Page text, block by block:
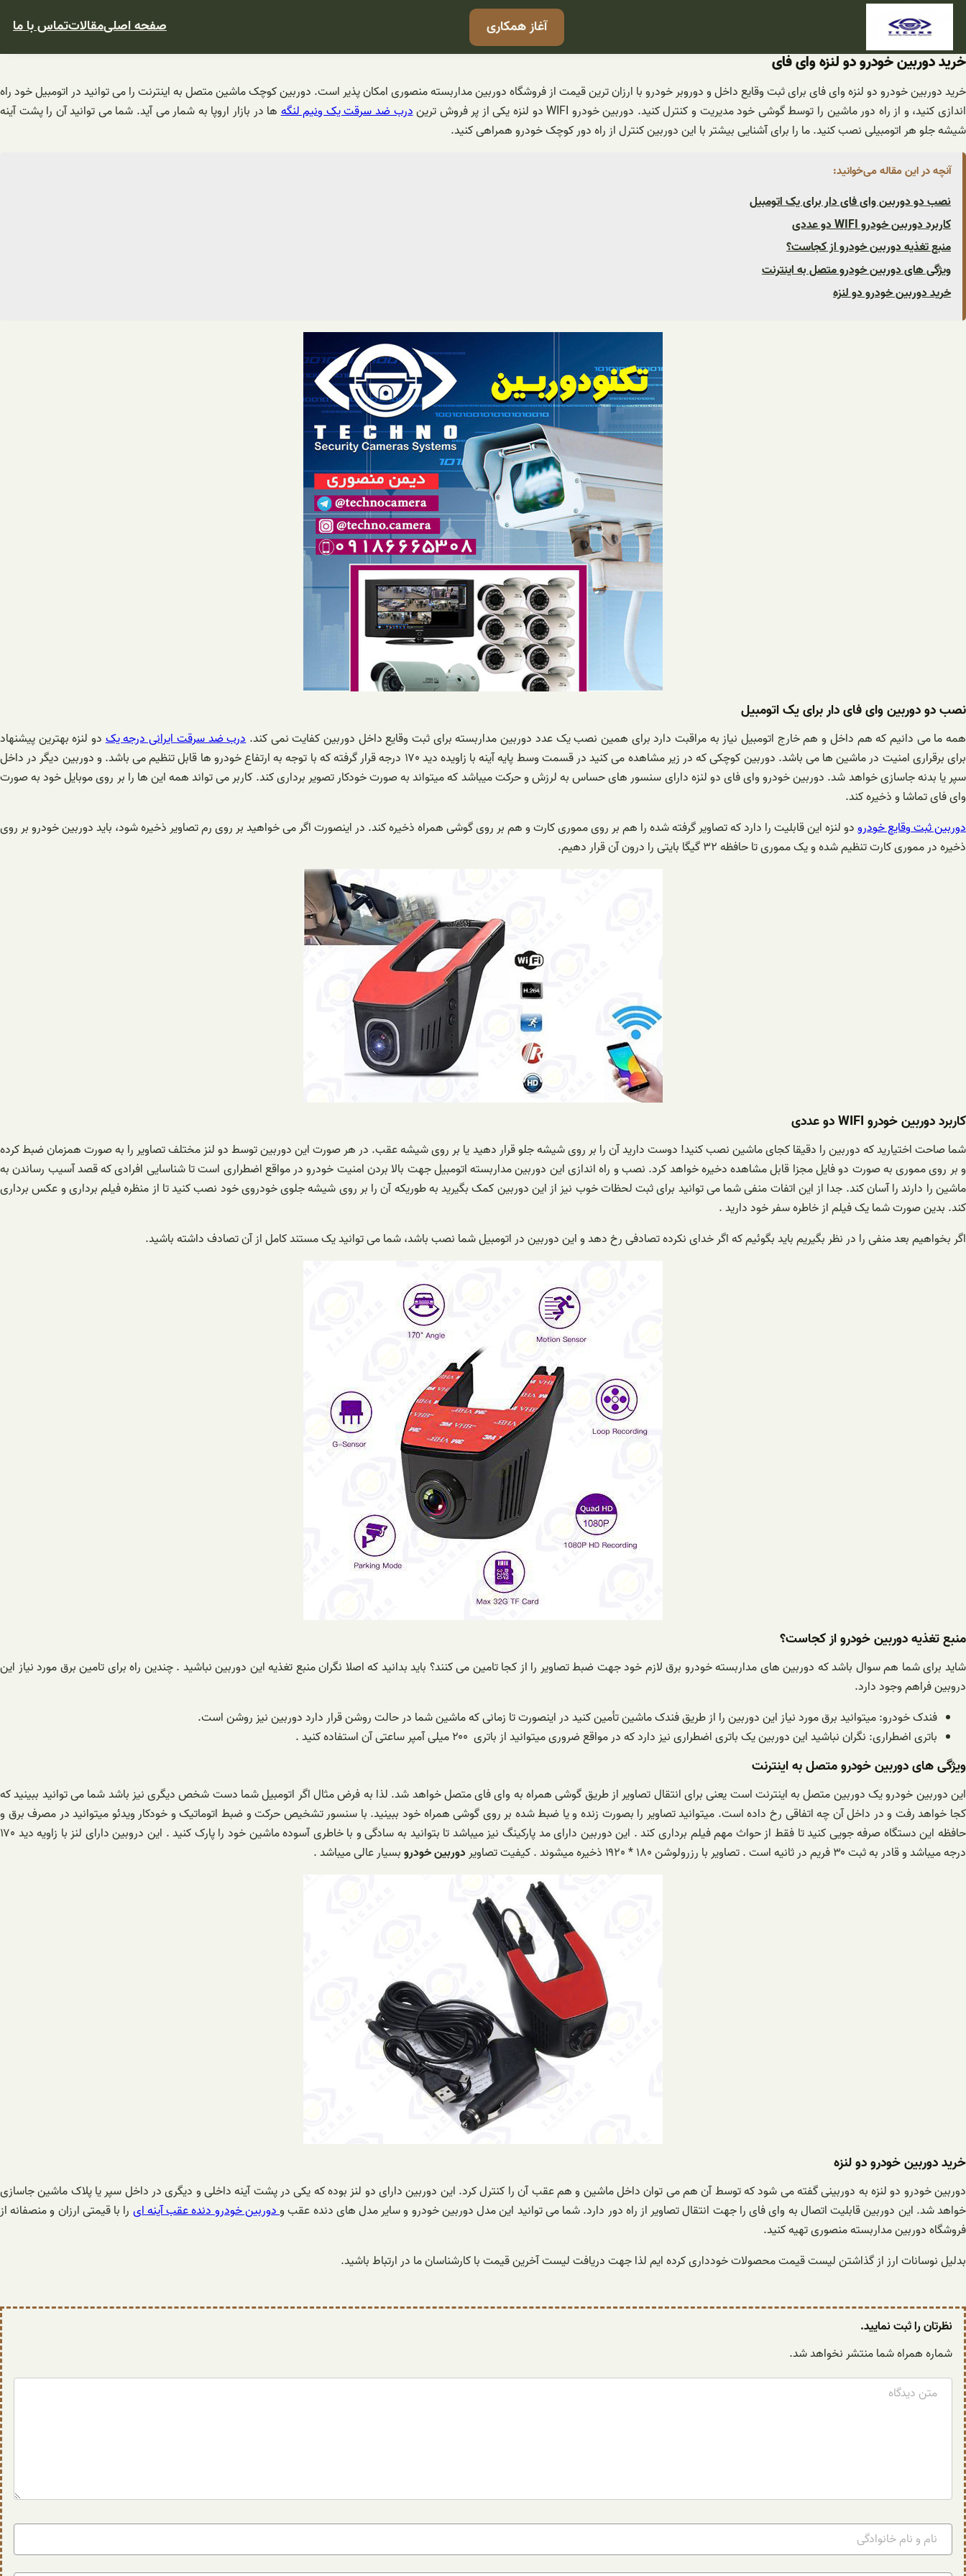
رفتن
آغاز همکاری صفحه اصلیمقالاتتماس با ما
خرید دوربین خودرو دو لنزه وای فای
خرید دوربین خودرو دو لنزه وای فای برای ثبت وقایع داخل و دوروبر خودرو با ارزان ترین قیمت از فروشگاه دوربین مداربسته منصوری امکان پذیر است. دوربین کوچک ماشین متصل به اینترنت را می توانید در اتومبیل خود راه
اندازی کنید، و از راه دور ماشین را توسط گوشی خود مدیریت و کنترل کنید. دوربین خودرو WIFI دو لنزه یکی از پر فروش ترین
درب ضد سرقت یک ونیم لنگهها در بازار اروپا به شمار می آید. شما می توانید آن را پشت آینه
شیشه جلو هر اتومبیلی نصب کنید. ما را برای آشنایی بیشتر با این دوربین کنترل از راه دور کوچک خودرو همراهی کنید.
آنچه در این مقاله می‌خوانید:
نصب دو دوربین وای فای دار برای یک اتومبیل
کاربرد دوربین خودرو WIFI دو عددی
منبع تغذیه دوربین خودرو از کجاست؟
ویژگی های دوربین خودرو متصل به اینترنت
خرید دوربین خودرو دو لنزه
نصب دو دوربین وای فای دار برای یک اتومبیل
همه ما می دانیم که هم داخل و هم خارج اتومبیل نیاز به مراقبت دارد برای همین نصب یک عدد دوربین مداربسته برای ثبت وقایع داخل دوربین کفایت نمی کند.درب ضد سرقت ایرانی درجه یکدو لنزه بهترین پیشنهاد
برای برقراری امنیت در ماشین ها می باشد. دوربین کوچکی که در زیر مشاهده می کنید در قسمت وسط پایه آینه با زاویده دید ۱۷۰ درجه قرار گرفته که با توجه به ارتفاع خودرو ها قابل تنظیم می باشد. و دوربین دیگر در داخل
سپر یا بدنه جاسازی خواهد شد. دوربین خودرو وای فای دو لنزه دارای سنسور های حساس به لرزش و حرکت میباشد که میتواند به صورت خودکار تصویر برداری کند. کاربر می تواند همه این ها را بر روی موبایل خود به صورت
وای فای تماشا و ذخیره کند.
دوربین ثبت وقایع خودرودو لنزه این قابلیت را دارد که تصاویر گرفته شده را هم بر روی مموری کارت و هم بر روی گوشی همراه ذخیره کند. در اینصورت اگر می خواهید بر روی رم تصاویر ذخیره شود، باید دوربین خودرو بر روی
ذخیره در مموری کارت تنظیم شده و یک مموری تا حافظه ۳۲ گیگا بایتی را درون آن قرار دهیم.
کاربرد دوربین خودرو WIFI دو عددی
شما صاحت اختیارید که دوربین را دقیقا کجای ماشین نصب کنید! دوست دارید آن را بر روی شیشه جلو قرار دهید یا بر روی شیشه عقب. در هر صورت این دوربین توسط دو لنز مختلف تصاویر را به صورت همزمان ضبط کرده
و بر روی مموری به صورت دو فایل مجزا قابل مشاهده دخیره خواهد کرد. نصب و راه اندازی این دوربین مداربسته اتومبیل جهت بالا بردن امنیت خودرو در مواقع اضطراری است تا شناسایی افرادی که قصد آسیب رساندن به
ماشین را دارند را آسان کند. جدا از این اتفات منفی شما می توانید برای ثبت لحظات خوب نیز از این دوربین کمک بگیرید به طوریکه آن را بر روی شیشه جلوی خودروی خود نصب کنید تا از منظره فیلم برداری و عکس برداری
کند. بدین صورت شما یک فیلم از خاطره سفر خود دارید .
اگر بخواهیم بعد منفی را در نظر بگیریم باید بگوئیم که اگر خدای نکرده تصادفی رخ دهد و این دوربین در اتومبیل شما نصب باشد، شما می توانید یک مستند کامل از آن تصادف داشته باشید.
منبع تغذیه دوربین خودرو از کجاست؟
شاید برای شما هم سوال باشد که دوربین های مداربسته خودرو برق لازم خود جهت ضبط تصاویر را از کجا تامین می کنند؟ باید بدانید که اصلا نگران منبع تغذیه این دوربین نباشید . چندین راه برای تامین برق مورد نیاز این
دروبین فراهم وجود دارد.
فندک خودرو: میتوانید برق مورد نیاز این دوربین را از طریق فندک ماشین تأمین کنید در اینصورت تا زمانی که ماشین شما در حالت روشن قرار دارد دوربین نیز روشن است.
باتری اضطراری: نگران نباشید این دوربین یک باتری اضطراری نیز دارد که در مواقع ضروری میتوانید از باتری ۲۰۰ میلی آمپر ساعتی آن استفاده کنید .
ویژگی های دوربین خودرو متصل به اینترنت
این دوربین خودرو یک دوربین متصل به اینترنت است یعنی برای انتقال تصاویر از طریق گوشی همراه به وای فای متصل خواهد شد. لذا به فرض مثال اگر اتومبیل شما دست شخص دیگری نیز باشد شما می توانید ببینید که
کجا خواهد رفت و در داخل آن چه اتفاقی رخ داده است. میتوانید تصاویر را بصورت زنده و یا ضبط شده بر روی گوشی همراه خود ببینید. با سنسور تشخیص حرکت و ضبط اتوماتیک و خودکار ویدئو میتوانید در مصرف برق و
حافظه این دستگاه صرفه جویی کنید تا فقط از حواث مهم فیلم برداری کند . این دوربین دارای مد پارکینگ نیز میباشد تا بتوانید به سادگی و با خاطری آسوده ماشین خود را پارک کنید . این دروبین دارای لنز با زاویه دید ۱۷۰
درجه میباشد و قادر به ثبت ۳۰ فریم در ثانیه است . تصاویر با رزرولوشن ۱۸۰ * ۱۹۲۰ ذخیره میشوند . کیفیت تصاویر
دوربین خودروبسیار عالی میباشد .
خرید دوربین خودرو دو لنزه
دوربین خودرو دو لنزه به دوربینی گفته می شود که توسط آن هم می توان داخل ماشین و هم عقب آن را کنترل کرد. این دوربین دارای دو لنز بوده که یکی در پشت آینه داخلی و دیگری در داخل سپر یا پلاک ماشین جاسازی
خواهد شد. این دوربین قابلیت اتصال به وای فای را جهت انتقال تصاویر از راه دور دارد. شما می توانید این مدل دوربین خودرو و سایر مدل های دنده عقب ودوربین خودرو دنده عقب آینه ای را با قیمتی ارزان و منصفانه از
فروشگاه دوربین مداربسته منصوری تهیه کنید.
بدلیل نوسانات ارز از گذاشتن لیست قیمت محصولات خودداری کرده ایم لذا جهت دریافت لیست آخرین قیمت با کارشناسان ما در ارتباط باشید.
نظرتان را ثبت نمایید.
شماره همراه شما منتشر نخواهد شد.